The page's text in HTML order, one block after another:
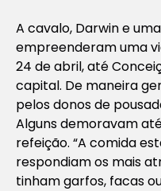
A cavalo, Darwin e
empreenderam uma
24 de abril, até
capital. De maneira
pelos donos de
Alguns demoravam
refeição. “A comida
respondiam os mais
tinham garfos, facas